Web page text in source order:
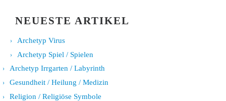
NEUESTE ARTIKEL
Archetyp Virus
Archetyp Spiel / Spielen
Archetyp Irrgarten / Labyrinth
Gesundheit / Heilung / Medizin
Religion / Religiöse Symbole